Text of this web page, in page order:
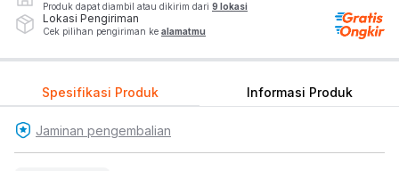
Produk dapat diambil atau dikirim dari 9 lokasi
Lokasi Pengiriman
Cek pilihan pengiriman ke alamatmu
Spesifikasi Produk Informasi Produk
Jaminan pengembalian